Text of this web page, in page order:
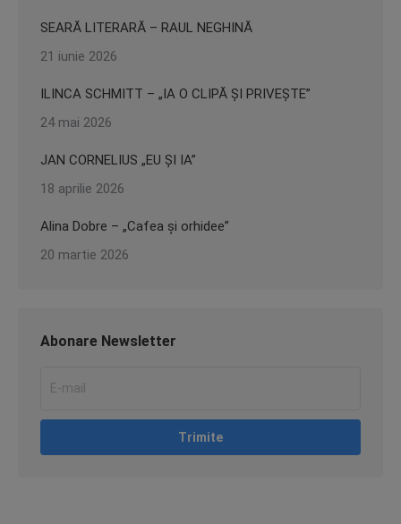
SEARĂ LITERARĂ – RAUL NEGHINĂ
21 iunie 2026
ILINCA SCHMITT – „IA O CLIPĂ ȘI PRIVEȘTE”
24 mai 2026
JAN CORNELIUS „EU ȘI IA”
18 aprilie 2026
Alina Dobre – „Cafea și orhidee”
20 martie 2026
Abonare Newsletter